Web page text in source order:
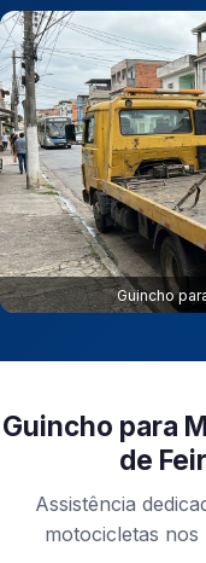
Guincho
Guincho para
de
Assistência
motocicletas nos